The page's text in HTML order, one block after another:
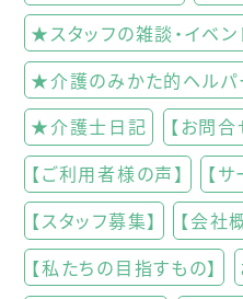
★スタッフの雑談・イベン
★介護のみかた的ヘルパ
★介護士日記
【お問合
【ご利用者様の声】
【
【スタッフ募集】
【会社
【私たちの目指すもの】